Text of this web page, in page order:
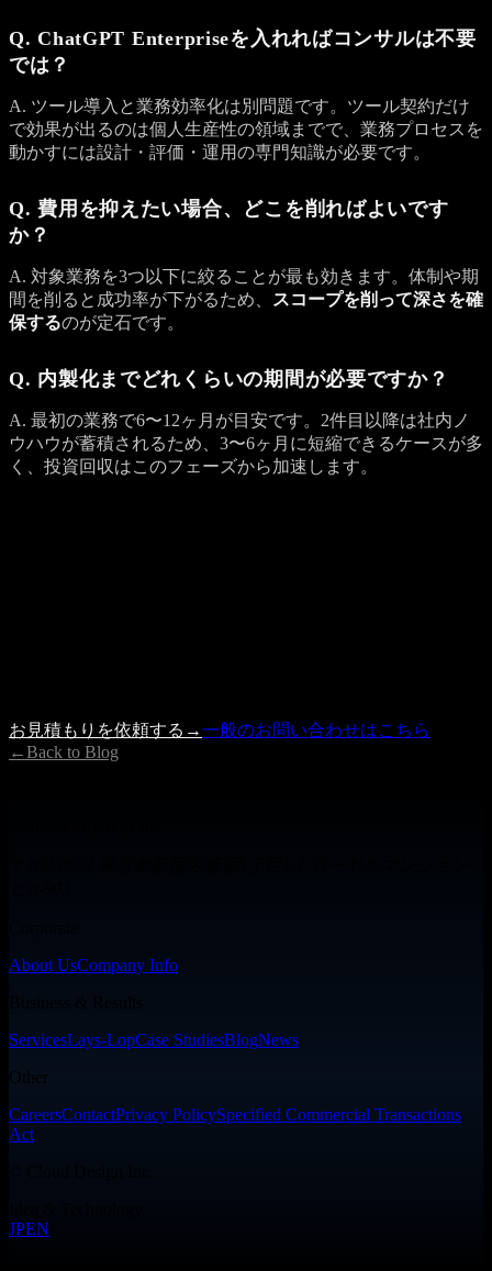
Q. ChatGPT Enterpriseを入れればコンサルは不要
では？
A. ツール導入と業務効率化は別問題です。ツール契約だけ
で効果が出るのは個人生産性の領域までで、業務プロセスを
動かすには設計・評価・運用の専門知識が必要です。
Q. 費用を抑えたい場合、どこを削ればよいです
か？
A. 対象業務を3つ以下に絞ることが最も効きます。体制や期
間を削ると成功率が下がるため、
スコープを削って深さを確
保するのが定石です。
Q. 内製化までどれくらいの期間が必要ですか？
A. 最初の業務で6〜12ヶ月が目安です。2件目以降は社内ノ
ウハウが蓄積されるため、3〜6ヶ月に短縮できるケースが多
く、投資回収はこのフェーズから加速します。
お見積もりを依頼する →一般のお問い合わせはこちら
←Back to Blog
About UsCompany Info
ServicesLays-LopCase StudiesBlogNews
Other
CareersContactPrivacy PolicySpecified Commercial Transactions
Act
JPEN